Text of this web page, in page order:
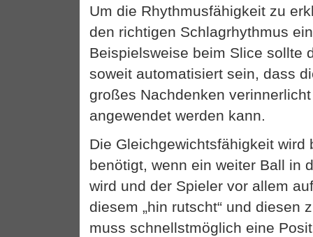
Um die Rhythmusfähigkeit zu
den richtigen Schlagrhythmus
Beispielsweise beim Slice sollte
soweit automatisiert sein, dass
großes Nachdenken
angewendet werden kann.
Die Gleichgewichtsfähigkeit wird
benötigt, wenn ein weiter Ball in
wird und der Spieler vor allem
diesem „hin rutscht“ und diesen
muss schnellstmöglich eine